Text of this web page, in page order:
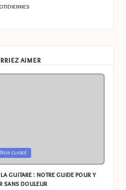
aimer
Non classé
guitare : notre guide pour y
sans douleur